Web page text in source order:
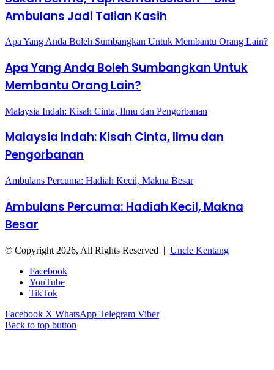
Ambulans Jadi Talian Kasih
Apa Yang Anda Boleh Sumbangkan Untuk Membantu Orang Lain?
Apa Yang Anda Boleh Sumbangkan Untuk
Membantu Orang Lain?
Malaysia Indah: Kisah Cinta, Ilmu dan Pengorbanan
Malaysia Indah: Kisah Cinta, Ilmu dan
Pengorbanan
Ambulans Percuma: Hadiah Kecil, Makna Besar
Ambulans Percuma: Hadiah Kecil, Makna
Besar
© Copyright 2026, All Rights Reserved | Uncle Kentang
Facebook
YouTube
TikTok
Facebook X WhatsApp Telegram Viber
Back to top button